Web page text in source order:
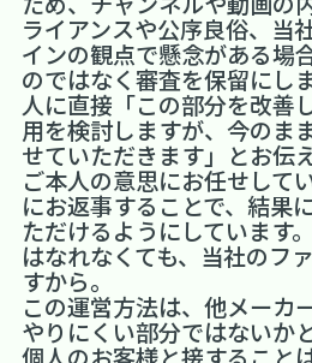
ライアンスや公序良俗、当
インの観点で懸念がある場
のではなく審査を保留にし
人に直接「この部分を改善
用を検討しますが、今のま
せていただきます」とお伝
ご本人の意思にお任せして
にお返事することで、結果
ただけるようにしています
はなれなくても、当社のフ
すから。
この運営方法は、他メーカ
やりにくい部分ではないか